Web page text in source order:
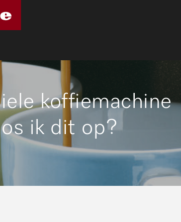
koffiemachine
ik dit op?